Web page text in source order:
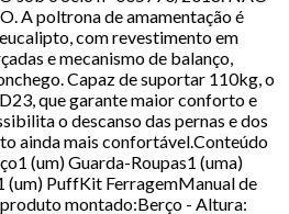
A poltrona de amamentação é
com revestimento em
e mecanismo de balanço,
Capaz de suportar 110kg, o
que garante maior conforto e
o descanso das pernas e dos
ainda mais confortável.Conteúdo
(um) Guarda-Roupas1 (uma)
(um) PuffKit FerragemManual de
montado:Berço - Altura: